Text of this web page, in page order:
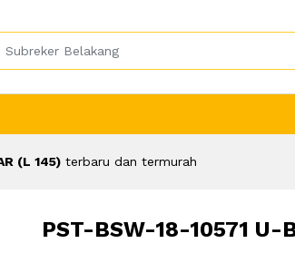
(L 145) terbaru dan termurah
PST-BSW-18-10571 U-